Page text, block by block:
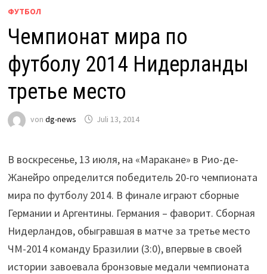
ФУТБОЛ
Чемпионат мира по
футболу 2014 Нидерланды
третье место
von dg-news Juli 13, 2014
В воскресенье, 13 июля, на «Маракане» в Рио-де-
Жанейро определится победитель 20-го чемпионата
мира по футболу 2014. В финале играют сборные
Германии и Аргентины. Германия – фаворит. Сборная
Нидерландов, обыгравшая в матче за третье место
ЧМ-2014 команду Бразилии (3:0), впервые в своей
истории завоевала бронзовые медали чемпионата